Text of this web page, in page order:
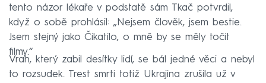
tento názor lékaře v podstatě sám Tkač potvrdil,
když o sobě prohlásil: „Nejsem člověk, jsem bestie.
Jsem stejný jako Čikatilo, o mně by se měly točit
filmy.“
Vrah, který zabil desítky lidí, se bál jedné věci a nebyl
to rozsudek. Trest smrti totiž Ukrajina zrušila už v